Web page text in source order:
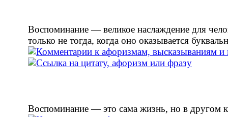
Воспоминание — великое наслаждение для
только не тогда, когда оно оказывается
Воспоминание — это сама жизнь, но в другом